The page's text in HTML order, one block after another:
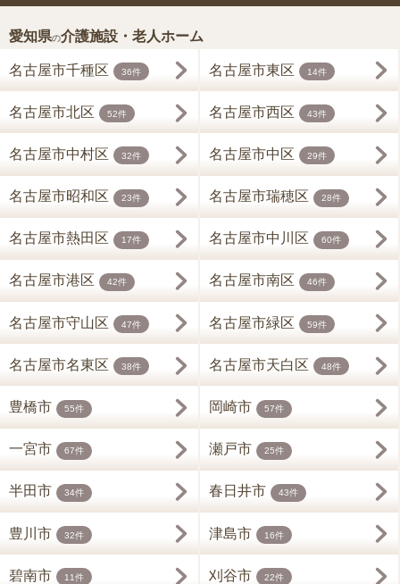
愛知県の介護施設・老人ホーム
名古屋市千種区 36件 名古屋市東区 14件
名古屋市北区 52件 名古屋市西区 43件
名古屋市中村区 32件 名古屋市中区 29件
名古屋市昭和区 23件 名古屋市瑞穂区 28件
名古屋市熱田区 17件 名古屋市中川区 60件
名古屋市港区 42件 名古屋市南区 46件
名古屋市守山区 47件 名古屋市緑区 59件
名古屋市名東区 38件 名古屋市天白区 48件
豊橋市 55件 岡崎市 57件
一宮市 67件 瀬戸市 25件
半田市 34件 春日井市 43件
豊川市 32件 津島市 16件
碧南市 11件 刈谷市 22件